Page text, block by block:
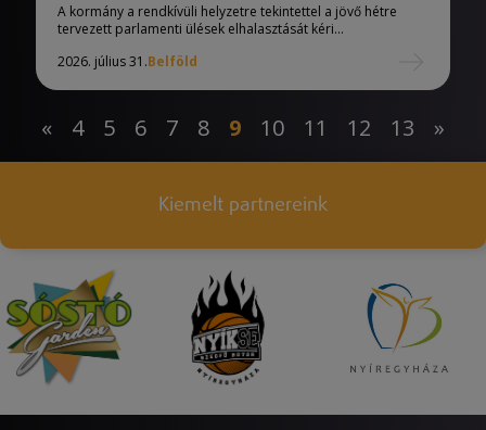
díszkivilágítását
A kormány a rendkívüli helyzetre tekintettel a jövő hétre
tervezett parlamenti ülések elhalasztását kéri...
2026. július 31.Belföld
« 4 5 6 7 8 9 10 11 12 13 »
Kiemelt partnereink